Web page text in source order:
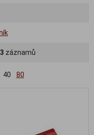
3 záznamů
40 80